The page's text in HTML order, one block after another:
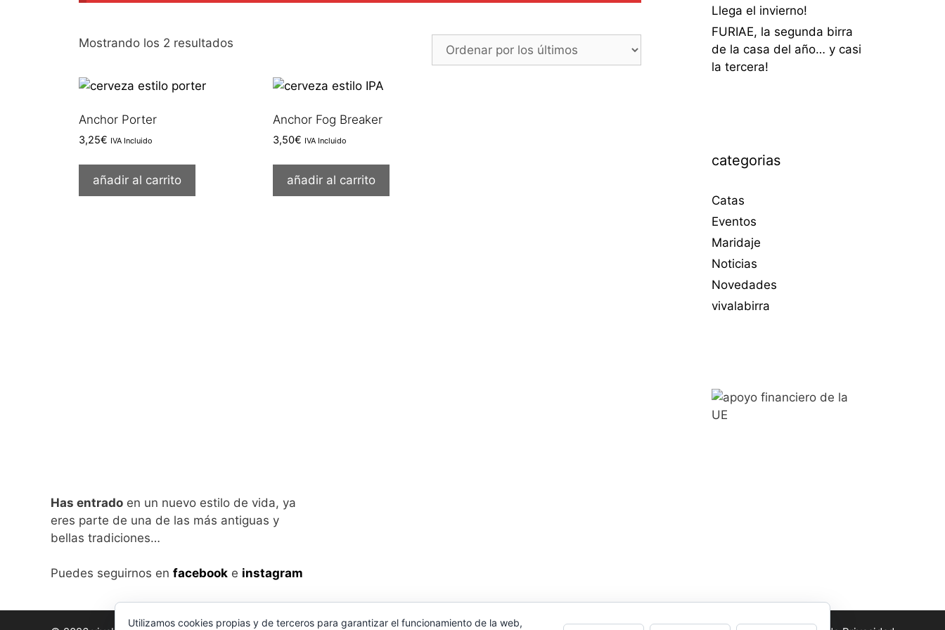
Mostrando los 2 resultados
Anchor Porter
3,25€ IVA Incluido
añadir al carrito
Anchor Fog Breaker
3,50€ IVA Incluido
añadir al carrito
Llega el invierno!
FURIAE, la segunda birra
de la casa del año… y casi
la tercera!
categorias
Catas
Eventos
Maridaje
Noticias
Novedades
vivalabirra
Has entrado en un nuevo estilo de vida, ya
eres parte de una de las más antiguas y
bellas tradiciones…
Puedes seguirnos en facebook e instagram
Utilizamos cookies propias y de terceros para garantizar el funcionamiento de la web,